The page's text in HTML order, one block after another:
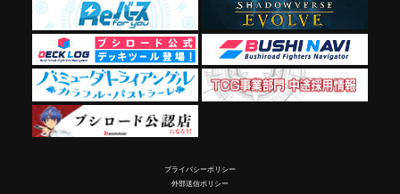
プライバシーポリシー
外部送信ポリシー